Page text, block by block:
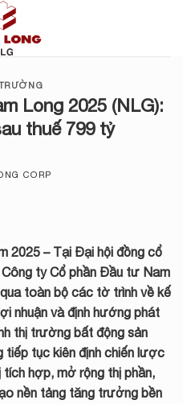
Long 2025 (NLG):
thuế 799 tỷ
CORP
2025 – Tại Đại hội đồng cổ
ty Cổ phần Đầu tư Nam
toàn bộ các tờ trình về kế
nhuận và định hướng phát
thị trường bất động sản
tiếp tục kiên định chiến lược
hợp, mở rộng thị phần,
nền tảng tăng trưởng bền